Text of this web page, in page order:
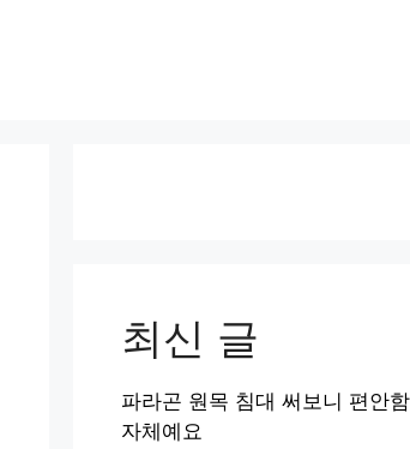
최신 글
파라곤 원목 침대 써보니 편안
자체예요